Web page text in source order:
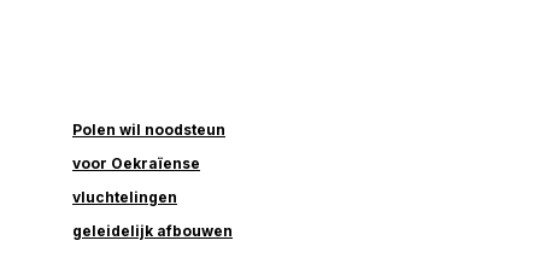
Polen wil noodsteun
voor Oekraïense
vluchtelingen
geleidelijk afbouwen